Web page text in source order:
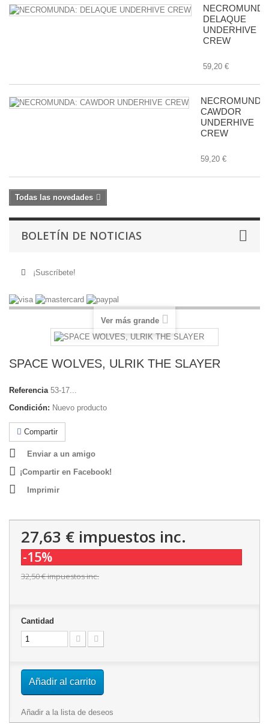
DELAQUE
UNDERHIVE
CREW
59,20 €
NECROMUNDA:
CAWDOR
UNDERHIVE
CREW
59,20 €
Todas las novedades
BOLETÍN DE NOTICIAS
¡Suscríbete!
Ver más grande
SPACE WOLVES, ULRIK THE SLAYER
Referencia 53-17...
Condición: Nuevo producto
Compartir
Enviar a un amigo
¡Compartir en Facebook!
Imprimir
27,63 € impuestos inc.
-15%
32,50 €impuestos inc.
Cantidad
Añadir al carrito
Añadir a la lista de deseos